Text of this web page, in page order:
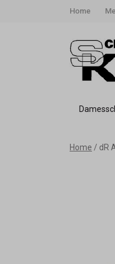
Home
Home dR